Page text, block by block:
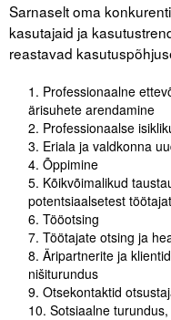
Sarnaselt oma
kasutajaid ja
reastavad
Professionaalne
ärisuhete arendamine
Professionaalse
Eriala ja valdkonna
Õppimine
Kõikvõimalikud
potentsiaalsetest
Tööotsing
Töötajate otsing ja
Äripartnerite ja
nišiturundus
Otsekontaktid
Sotsiaalne